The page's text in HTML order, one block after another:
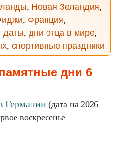
, Новая Зеландия,
, Франция,
даты, дни отца в мире,
, спортивные праздники
дни 6
Германии (дата на 2026
воскресенье